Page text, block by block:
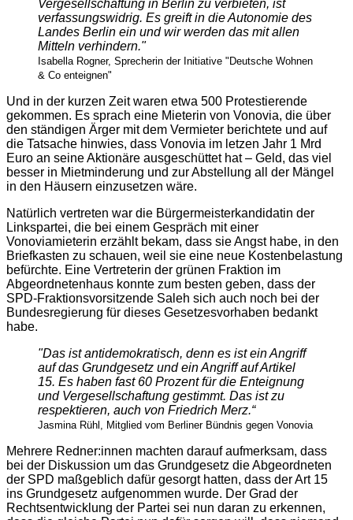
Vergesellschaftung in Berlin zu verbieten, ist
verfassungswidrig. Es greift in die Autonomie des
Landes Berlin ein und wir werden das mit allen
Mitteln verhindern."
Isabella Rogner, Sprecherin der Initiative "Deutsche Wohnen
& Co enteignen"
Und in der kurzen Zeit waren etwa 500 Protestierende
gekommen. Es sprach eine Mieterin von Vonovia, die über
den ständigen Ärger mit dem Vermieter berichtete und auf
die Tatsache hinwies, dass Vonovia im letzen Jahr 1 Mrd
Euro an seine Aktionäre ausgeschüttet hat – Geld, das viel
besser in Mietminderung und zur Abstellung all der Mängel
in den Häusern einzusetzen wäre.
Natürlich vertreten war die Bürgermeisterkandidatin der
Linkspartei, die bei einem Gespräch mit einer
Vonoviamieterin erzählt bekam, dass sie Angst habe, in den
Briefkasten zu schauen, weil sie eine neue Kostenbelastung
befürchte. Eine Vertreterin der grünen Fraktion im
Abgeordnetenhaus konnte zum besten geben, dass der
SPD-Fraktionsvorsitzende Saleh sich auch noch bei der
Bundesregierung für dieses Gesetzesvorhaben bedankt
habe.
"Das ist antidemokratisch, denn es ist ein Angriff
auf das Grundgesetz und ein Angriff auf Artikel
15. Es haben fast 60 Prozent für die Enteignung
und Vergesellschaftung gestimmt. Das ist zu
respektieren, auch von Friedrich Merz.“
Jasmina Rühl, Mitglied vom Berliner Bündnis gegen Vonovia
Mehrere Redner:innen machten darauf aufmerksam, dass
bei der Diskussion um das Grundgesetz die Abgeordneten
der SPD maßgeblich dafür gesorgt hatten, dass der Art 15
ins Grundgesetz aufgenommen wurde. Der Grad der
Rechtsentwicklung der Partei sei nun daran zu erkennen,